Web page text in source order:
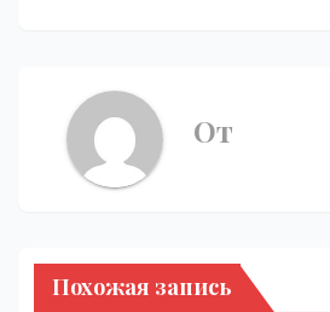
От
Похожая запись